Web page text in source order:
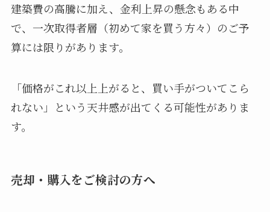
建築費の高騰に加え、金利上昇の懸念もある中
で、一次取得者層（初めて家を買う方々）のご予
算には限りがあります。
「価格がこれ以上上がると、買い手がついてこら
れない」という天井感が出てくる可能性がありま
す。
売却・購入をご検討の方へ